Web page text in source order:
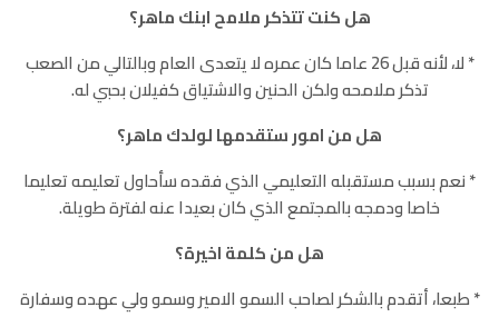
هل كنت تتذكر ملامح ابنك ماهر؟
٭ لا، لأنه قبل 26 عاما كان عمره لا يتعدى العام وبالتالي من الصعب
تذكر ملامحه ولكن الحنين والاشتياق كفيلان بحبي له.
هل من امور ستقدمها لولدك ماهر؟
٭ نعم بسبب مستقبله التعليمي الذي فقده سأحاول تعليمه تعليما
خاصا ودمجه بالمجتمع الذي كان بعيدا عنه لفترة طويلة.
هل من كلمة اخيرة؟
٭ طبعا، أتقدم بالشكر لصاحب السمو الامير وسمو ولي عهده وسفارة